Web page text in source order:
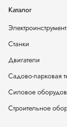
Каталог
Электроинструмент
Станки
Двигатели
Садово-парковая
Силовое
Строительное